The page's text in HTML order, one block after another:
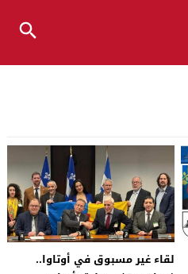
لقاء غير مسبوق في أوتاوا..